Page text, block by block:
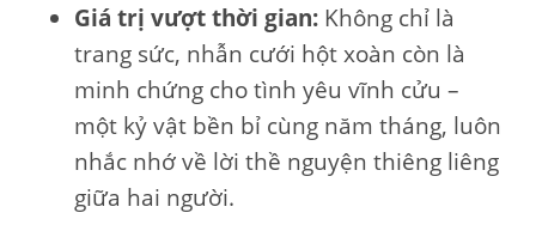
Giá trị vượt thời gian: Không chỉ là
trang sức, nhẫn cưới hột xoàn còn là
minh chứng cho tình yêu vĩnh cửu –
một kỷ vật bền bỉ cùng năm tháng, luôn
nhắc nhớ về lời thề nguyện thiêng liêng
giữa hai người.